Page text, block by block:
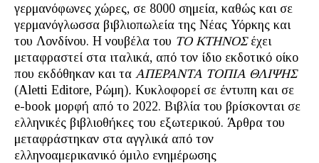
γερμανόφωνες χώρες, σε 8000 σημεία, καθώς και σε
γερμανόγλωσσα βιβλιοπωλεία της Νέας Υόρκης και
του Λονδίνου. Η νουβέλα του ΤΟ ΚΤΗΝΟΣ έχει
μεταφραστεί στα ιταλικά, από τον ίδιο εκδοτικό οίκο
που εκδόθηκαν και τα ΑΠΕΡΑΝΤΑ ΤΟΠΙΑ ΘΛΙΨΗΣ
(Aletti Editore, Ρώμη). Κυκλοφορεί σε έντυπη και σε
e-book μορφή από το 2022. Βιβλία του βρίσκονται σε
ελληνικές βιβλιοθήκες του εξωτερικού. Άρθρα του
μεταφράστηκαν στα αγγλικά από τον
ελληνοαμερικανικό όμιλο ενημέρωσης